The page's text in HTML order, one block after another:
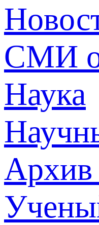
СМИ
Наука
Архив